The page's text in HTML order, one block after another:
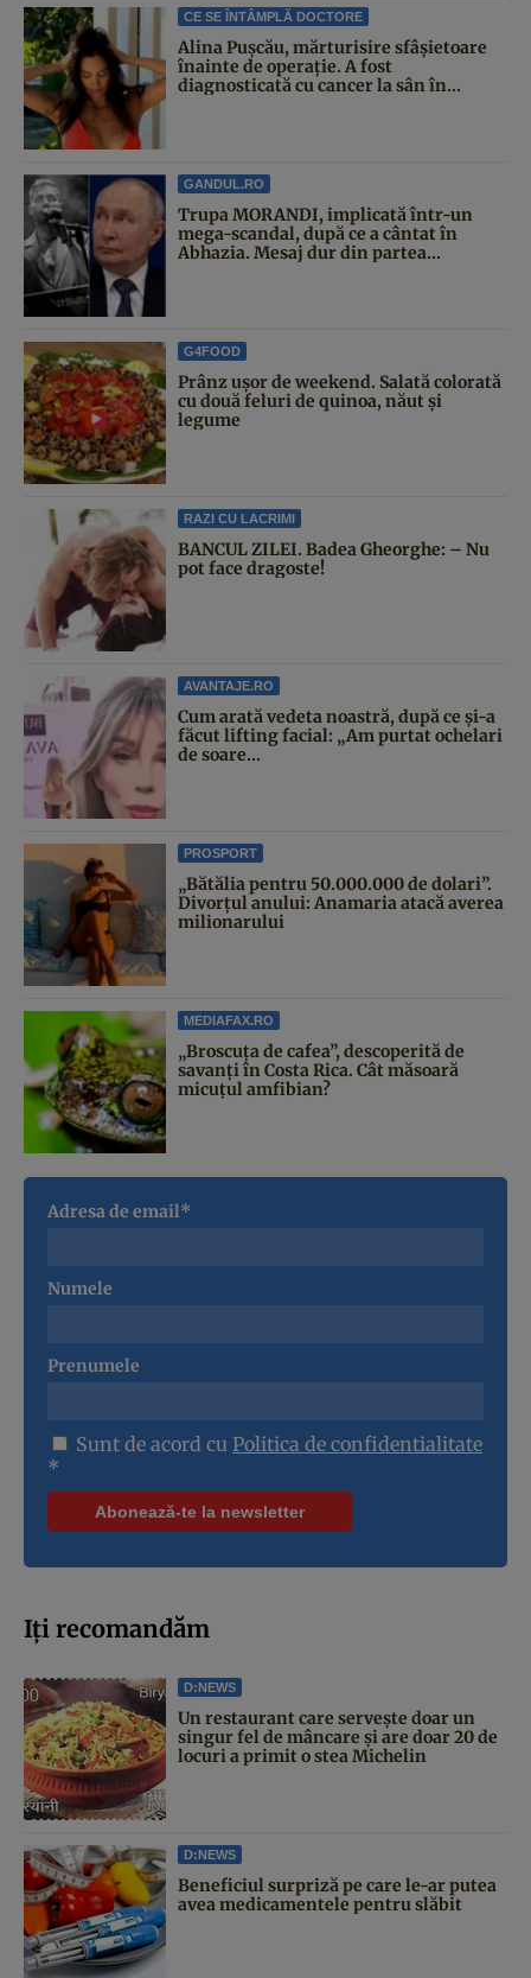
CE SE ÎNTÂMPLĂ DOCTORE
Alina Pușcău, mărturisire sfâșietoare
înainte de operație. A fost
diagnosticată cu cancer la sân în...
GANDUL.RO
Trupa MORANDI, implicată într-un
mega-scandal, după ce a cântat în
Abhazia. Mesaj dur din partea...
G4FOOD
Prânz ușor de weekend. Salată colorată
cu două feluri de quinoa, năut și
legume
RAZI CU LACRIMI
BANCUL ZILEI. Badea Gheorghe: – Nu
pot face dragoste!
AVANTAJE.RO
Cum arată vedeta noastră, după ce și-a
făcut lifting facial: „Am purtat ochelari
de soare...
PROSPORT
„Bătălia pentru 50.000.000 de dolari”.
Divorțul anului: Anamaria atacă averea
milionarului
MEDIAFAX.RO
„Broscuța de cafea”, descoperită de
savanți în Costa Rica. Cât măsoară
micuțul amfibian?
Adresa de email*
Numele
Prenumele
Sunt de acord cu Politica de confidentialitate
*
Iți recomandăm
D:NEWS
Un restaurant care servește doar un
singur fel de mâncare și are doar 20 de
locuri a primit o stea Michelin
D:NEWS
Beneficiul surpriză pe care le-ar putea
avea medicamentele pentru slăbit